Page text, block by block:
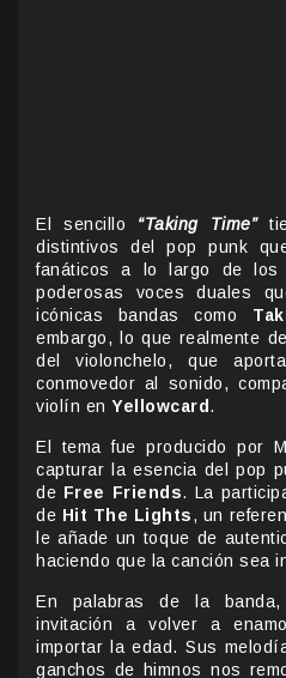
El sencillo “Taking Time”
distintivos del pop punk
fanáticos a lo largo de los
poderosas voces duales
icónicas bandas como
embargo, lo que realmente
del violonchelo, que
conmovedor al sonido,
violín en Yellowcard .
El tema fue producido por
capturar la esencia del pop
de Free Friends. La
de Hit The Lights, un
le añade un toque de
haciendo que la canción sea
En palabras de la banda,
invitación a volver a
importar la edad. Sus
ganchos de himnos nos